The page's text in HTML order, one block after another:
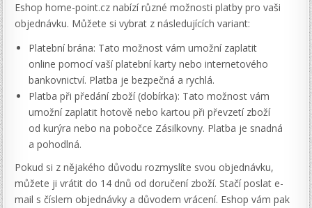
Eshop home-point.cz nabízí různé možnosti platby pro vaši
objednávku. Můžete si vybrat z následujících variant:
Platební brána: Tato možnost vám umožní zaplatit
online pomocí vaší platební karty nebo internetového
bankovnictví. Platba je bezpečná a rychlá.
Platba při předání zboží (dobírka): Tato možnost vám
umožní zaplatit hotově nebo kartou při převzetí zboží
od kurýra nebo na pobočce Zásilkovny. Platba je snadná
a pohodlná.
Pokud si z nějakého důvodu rozmyslíte svou objednávku,
můžete ji vrátit do 14 dnů od doručení zboží. Stačí poslat e-
mail s číslem objednávky a důvodem vrácení. Eshop vám pak